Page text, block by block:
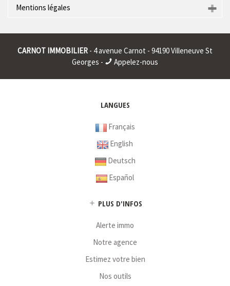
Mentions légales
Intracommunautaire : * |
CARNOT IMMOBILIER - 4 avenue Carnot - 94190 Villeneuve St
Georges -
Appelez-nous
LANGUES
Français
English
Deutsch
Español
PLUS D'INFOS
Alerte immo
Notre agence
Estimez votre bien
Nos outils